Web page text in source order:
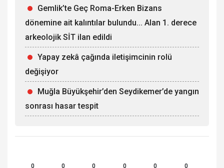
Gemlik’te Geç Roma-Erken Bizans
dönemine ait kalıntılar bulundu... Alan 1. derece
arkeolojik SİT ilan edildi
Yapay zekâ çağında iletişimcinin rolü
değişiyor
Muğla Büyükşehir’den Seydikemer’de yangın
sonrası hasar tespit
0 0 0 0 0 0